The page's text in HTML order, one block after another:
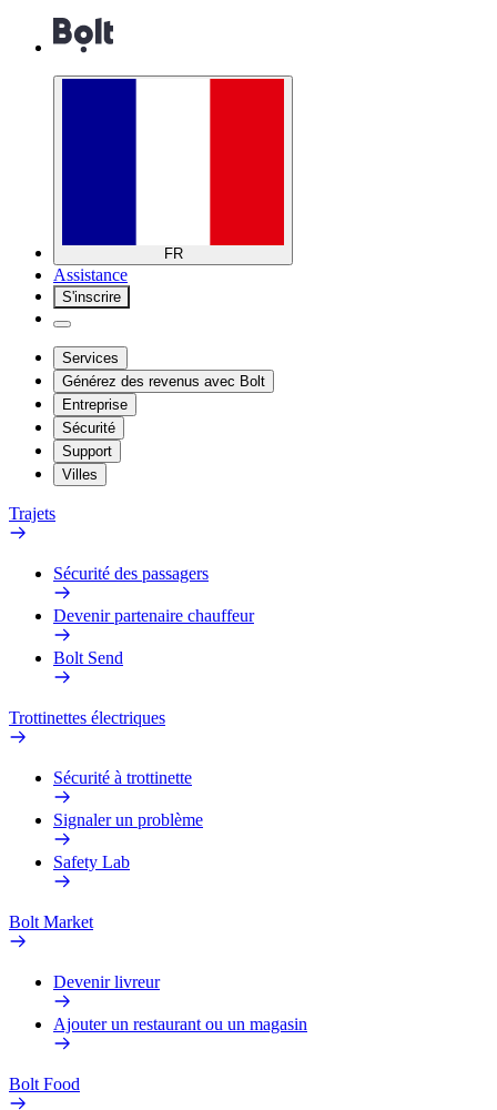
FR
Assistance
S'inscrire
Services
Générez des revenus avec Bolt
Entreprise
Sécurité
Support
Villes
Trajets
Sécurité des passagers
Devenir partenaire chauffeur
Bolt Send
Trottinettes électriques
Sécurité à trottinette
Signaler un problème
Safety Lab
Bolt Market
Devenir livreur
Ajouter un restaurant ou un magasin
Bolt Food